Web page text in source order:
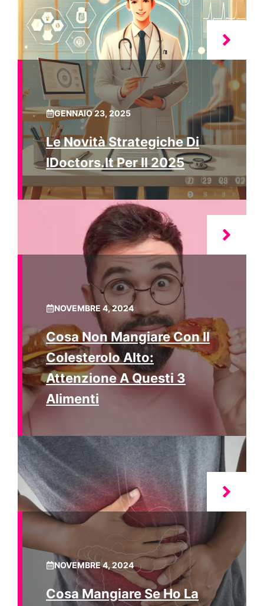
GENNAIO 23, 2025
Le Novità Strategiche Di
IDoctors.it Per Il 2025
NOVEMBRE 4, 2024
Cosa Non Mangiare Con Il
Colesterolo Alto:
Attenzione A Questi 3
Alimenti
NOVEMBRE 4, 2024
Cosa Mangiare Se Ho La